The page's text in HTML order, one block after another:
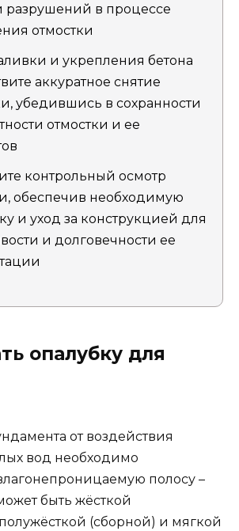
разрушений в процессе
отмостки
и укрепления бетона
аккуратное снятие
убедившись в сохранности
отмостки и ее
контрольный осмотр
обеспечив необходимую
и уход за конструкцией для
и долговечности ее
опалубку для
от воздействия
вод необходимо
полосу –
быть жёсткой
(сборной) и мягкой